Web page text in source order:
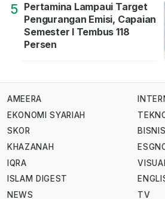
5 Pertamina Lampaui Target
Pengurangan Emisi, Capaian
Semester I Tembus 118
Persen
AMEERA
EKONOMI SYARIAH
SKOR
KHAZANAH
IQRA
ISLAM DIGEST
NEWS
TV